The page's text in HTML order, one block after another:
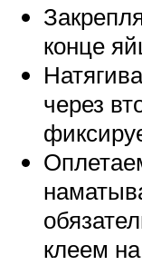
конце
через
клеем